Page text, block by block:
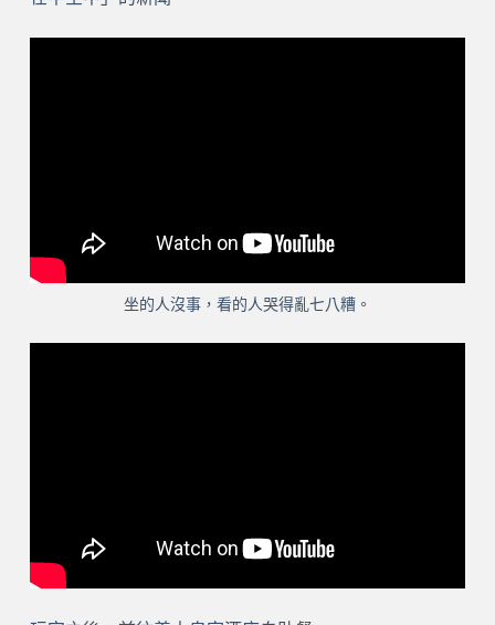
坐的人沒事，看的人哭得亂七八糟。